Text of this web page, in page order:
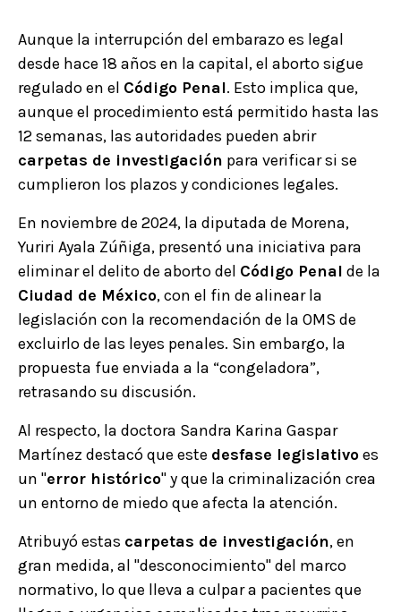
Aunque la interrupción del embarazo es legal
desde hace 18 años en la capital, el aborto sigue
regulado en el Código Penal. Esto implica que,
aunque el procedimiento está permitido hasta las
12 semanas, las autoridades pueden abrir
carpetas de investigación para verificar si se
cumplieron los plazos y condiciones legales.
En noviembre de 2024, la diputada de Morena,
Yuriri Ayala Zúñiga, presentó una iniciativa para
eliminar el delito de aborto del Código Penal de la
Ciudad de México, con el fin de alinear la
legislación con la recomendación de la OMS de
excluirlo de las leyes penales. Sin embargo, la
propuesta fue enviada a la “congeladora”,
retrasando su discusión.
Al respecto, la doctora Sandra Karina Gaspar
Martínez destacó que este desfase legislativoes
un "error histórico" y que la criminalización crea
un entorno de miedo que afecta la atención.
Atribuyó estas carpetas de investigación, en
gran medida, al "desconocimiento" del marco
normativo, lo que lleva a culpar a pacientes que